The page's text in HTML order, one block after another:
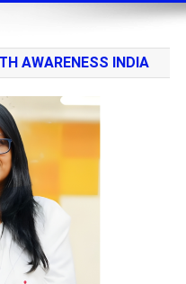
AWARENESS INDIA